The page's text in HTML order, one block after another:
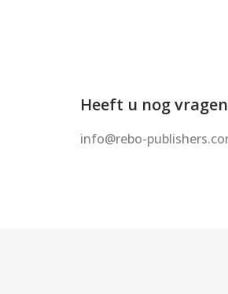
Heeft u nog
info@rebo-